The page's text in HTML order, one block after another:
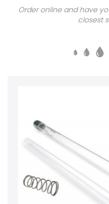
Order online and have
closest